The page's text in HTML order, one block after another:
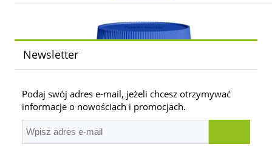
Newsletter
Podaj swój adres e-mail, jeżeli chcesz otrzymywać
informacje o nowościach i promocjach.